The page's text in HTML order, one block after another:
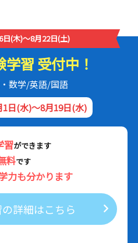
(木)～8月22日(土)
習 受付中！
・数学/英語/国語
日(水)～8月19日(水)
習ができます
料です
力も分かります
詳細はこちら